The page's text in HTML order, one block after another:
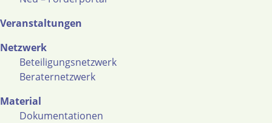
Veranstaltungen
Netzwerk
Beteiligungsnetzwerk
Beraternetzwerk
Material
Dokumentationen